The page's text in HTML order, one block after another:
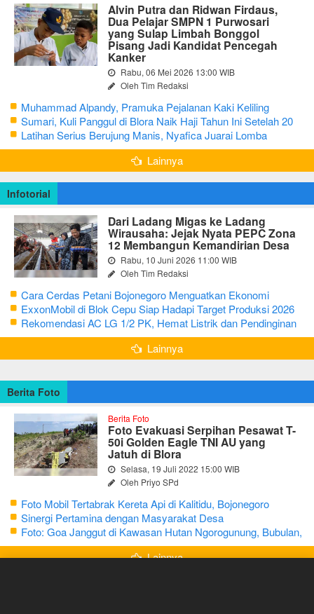
Alvin Putra dan Ridwan Firdaus,
Dua Pelajar SMPN 1 Purwosari
yang Sulap Limbah Bonggol
Pisang Jadi Kandidat Pencegah
Kanker
Rabu, 06 Mei 2026 13:00 WIB
Oleh Tim Redaksi
Muhammad Alpandy, Pramuka Pejalanan Kaki Keliling
Nusantara dengan Misi Literasi Budaya
Sumari, Kuli Panggul di Blora Naik Haji Tahun Ini Setelah 20
Tahun Sisihkan Uang Receh
Latihan Serius Berujung Manis, Nyafica Juarai Lomba
Bertutur tentang Nilai Hidup Orang Samin
Lainnya
Infotorial
Dari Ladang Migas ke Ladang
Wirausaha: Jejak Nyata PEPC Zona
12 Membangun Kemandirian Desa
Rabu, 10 Juni 2026 11:00 WIB
Oleh Tim Redaksi
Cara Cerdas Petani Bojonegoro Menguatkan Ekonomi
Keluarga
ExxonMobil di Blok Cepu Siap Hadapi Target Produksi 2026
Rekomendasi AC LG 1/2 PK, Hemat Listrik dan Pendinginan
Maksimal
Lainnya
Berita Foto
Berita Foto
Foto Evakuasi Serpihan Pesawat T-
50i Golden Eagle TNI AU yang
Jatuh di Blora
Selasa, 19 Juli 2022 15:00 WIB
Oleh Priyo SPd
Foto Mobil Tertabrak Kereta Api di Kalitidu, Bojonegoro
Sinergi Pertamina dengan Masyarakat Desa
Foto: Goa Janggut di Kawasan Hutan Ngorogunung, Bubulan,
Bojonegoro
Lainnya